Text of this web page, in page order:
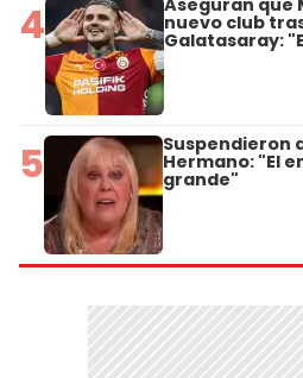
4 Aseguran que
nuevo club
Galatasaray:
5 Suspendieron
Hermano: "El
grande"